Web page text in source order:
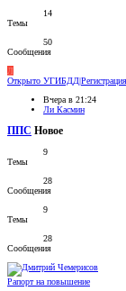
14
Темы
50
Сообщения
Л
Открыто
Вчера в 21:24
Ли Касмин
ППС Новое
9
Темы
28
Сообщения
9
Темы
28
Сообщения
Рапорт на повышение